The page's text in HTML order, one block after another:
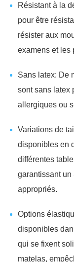
Résistant à la
pour être
résister aux
examens et les
Sans latex: De
sont sans latex
allergiques ou
Variations de
disponibles en
différentes
garantissant un
appropriés.
Options
disponibles
qui se fixent
matelas,